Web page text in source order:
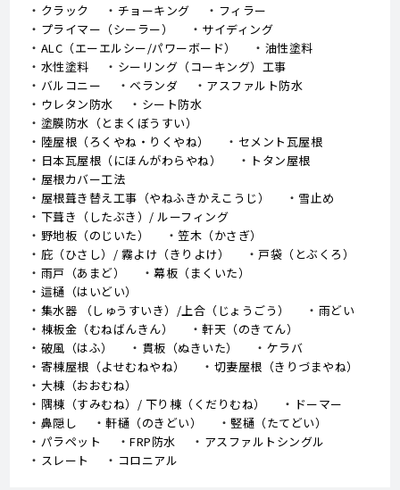
クラック チョーキング
フィラー
プライマー（シーラー）
サイディング
ALC（エーエルシー/パワーボード）
油性塗料
水性塗料
シーリング（コーキング）工事
バルコニー
ベランダ
アスファルト防水
ウレタン防水
シート防水
塗膜防水（とまくぼうすい）
陸屋根（ろくやね・りくやね）
セメント瓦屋根
日本瓦屋根（にほんがわらやね）
トタン屋根
屋根カバー工法
屋根葺き替え工事（やねふきかえこうじ）
雪止め
下葺き（したぶき）/ ルーフィング
野地板（のじいた）
笠木（かさぎ）
庇（ひさし）/ 霧よけ（きりよけ）
戸袋（とぶくろ）
雨戸（あまど）
幕板（まくいた）
這樋（はいどい）
集水器 （しゅうすいき）/上合（じょうごう）
雨どい
棟板金（むねばんきん）
軒天（のきてん）
破風（はふ）
貫板（ぬきいた）
ケラバ
寄棟屋根（よせむねやね）
切妻屋根（きりづまやね）
大棟（おおむね）
隅棟（すみむね）/ 下り棟（くだりむね）
ドーマー
鼻隠し
軒樋（のきどい）
竪樋（たてどい）
パラペット
FRP防水
アスファルトシングル
スレート
コロニアル